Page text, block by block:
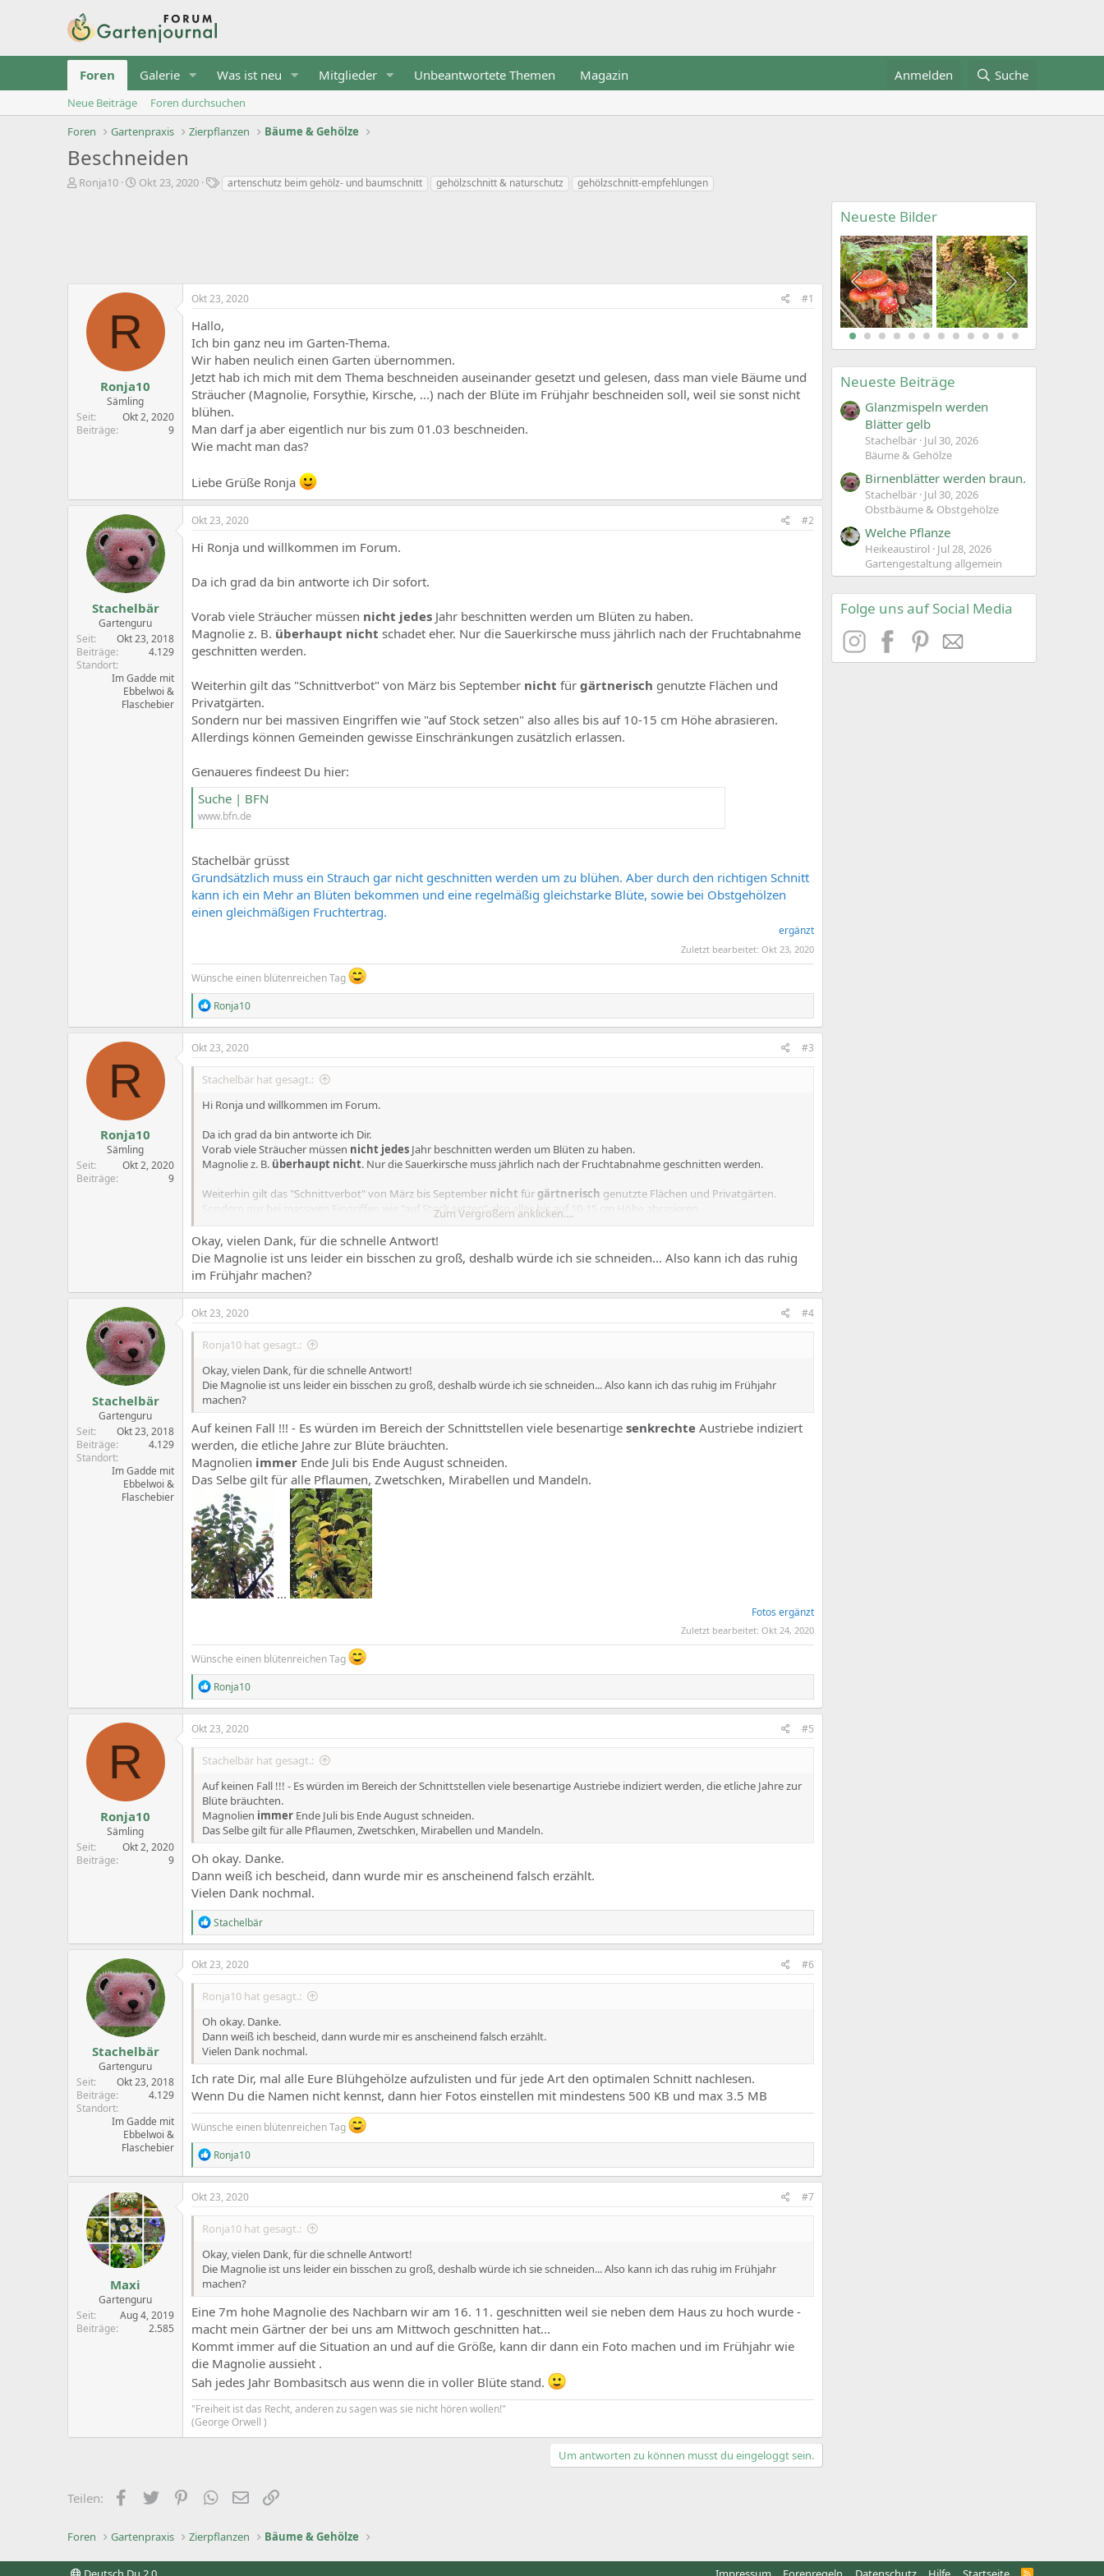
Foren Galerie Was ist neu Mitglieder Unbeantwortete Themen Magazin Anmelden Suche
Neue Beiträge
Foren durchsuchen
Foren
Gartenpraxis Zierpflanzen Bäume & Gehölze
Beschneiden
T
Ronja10
B
t
m
Okt 23, 2020
S
r
t
artenschutz beim gehölz- und baumschnitt gehölzschnitt & naturschutz gehölzschnitt-empfehlungen
R
Ronja10
Sämling
Seit
Okt 2, 2020
Beiträge
9
Okt 23, 2020 #1
Hallo,
Ich bin ganz neu im Garten-Thema.
Wir haben neulich einen Garten übernommen.
Jetzt hab ich mich mit dem Thema beschneiden auseinander gesetzt und gelesen, dass man viele Bäume und
Sträucher (Magnolie, Forsythie, Kirsche, ...) nach der Blüte im Frühjahr beschneiden soll, weil sie sonst nicht
blühen.
Man darf ja aber eigentlich nur bis zum 01.03 beschneiden.
Wie macht man das?
Liebe Grüße Ronja
Stachelbär
Gartenguru
Seit
Okt 23, 2018
Beiträge
4.129
Standort
Im Gadde mit
Ebbelwoi &
Flaschebier
Okt 23, 2020 #2
Hi Ronja und willkommen im Forum.
Da ich grad da bin antworte ich Dir sofort.
Vorab viele Sträucher müssen nicht jedes Jahr beschnitten werden um Blüten zu haben.
Magnolie z. B. überhaupt nicht schadet eher. Nur die Sauerkirsche muss jährlich nach der Fruchtabnahme
geschnitten werden.
Weiterhin gilt das "Schnittverbot" von März bis September nicht für gärtnerisch genutzte Flächen und
Privatgärten.
Sondern nur bei massiven Eingriffen wie "auf Stock setzen" also alles bis auf 10-15 cm Höhe abrasieren.
Allerdings können Gemeinden gewisse Einschränkungen zusätzlich erlassen.
Genaueres findeest Du hier:
Suche | BFN
www.bfn.de
Stachelbär grüsst
Grundsätzlich muss ein Strauch gar nicht geschnitten werden um zu blühen. Aber durch den richtigen Schnitt
kann ich ein Mehr an Blüten bekommen und eine regelmäßig gleichstarke Blüte, sowie bei Obstgehölzen
einen gleichmäßigen Fruchtertrag.
ergänzt
Zuletzt bearbeitet: Okt 23, 2020
Wünsche einen blütenreichen Tag
R
e
a
c
o
s
Ronja10
R
Ronja10
Sämling
Seit
Okt 2, 2020
Beiträge
9
Okt 23, 2020 #3
Stachelbär hat gesagt.:
Hi Ronja und willkommen im Forum.
Da ich grad da bin antworte ich Dir.
Vorab viele Sträucher müssen nicht jedes Jahr beschnitten werden um Blüten zu haben.
Magnolie z. B. überhaupt nicht. Nur die Sauerkirsche muss jährlich nach der Fruchtabnahme geschnitten werden.
Weiterhin gilt das "Schnittverbot" von März bis September nicht fürgärtnerisch genutzte Flächen und Privatgärten.
Sondern nur bei massiven Eingriffen wie "auf Stock setzen" also alles bis auf 10-15 cm Höhe abrasieren.
Allerdings können Gemeinden gewisse Einschränkungen zusätzlich erlassen.
Genaueres findeest Du hier:
Suche | BFN
www.bfn.de
Zum Vergrößern anklicken....
Okay, vielen Dank, für die schnelle Antwort!
Die Magnolie ist uns leider ein bisschen zu groß, deshalb würde ich sie schneiden... Also kann ich das ruhig
im Frühjahr machen?
Stachelbär
Gartenguru
Seit
Okt 23, 2018
Beiträge
4.129
Standort
Im Gadde mit
Ebbelwoi &
Flaschebier
Okt 23, 2020 #4
Ronja10 hat gesagt.:
Okay, vielen Dank, für die schnelle Antwort!
Die Magnolie ist uns leider ein bisschen zu groß, deshalb würde ich sie schneiden... Also kann ich das ruhig im Frühjahr
machen?
Auf keinen Fall !!! - Es würden im Bereich der Schnittstellen viele besenartige senkrechte Austriebe indiziert
werden, die etliche Jahre zur Blüte bräuchten.
Magnolien immer Ende Juli bis Ende August schneiden.
Das Selbe gilt für alle Pflaumen, Zwetschken, Mirabellen und Mandeln.
...
Fotos ergänzt
Zuletzt bearbeitet: Okt 24, 2020
Wünsche einen blütenreichen Tag
R
e
a
c
o
s
:
Ronja10
R
Ronja10
Sämling
Seit
Okt 2, 2020
Beiträge
9
Okt 23, 2020 #5
Stachelbär hat gesagt.:
Auf keinen Fall !!! - Es würden im Bereich der Schnittstellen viele besenartige Austriebe indiziert werden, die etliche Jahre zur
Blüte bräuchten.
Magnolien immer Ende Juli bis Ende August schneiden.
Das Selbe gilt für alle Pflaumen, Zwetschken, Mirabellen und Mandeln.
Oh okay. Danke.
Dann weiß ich bescheid, dann wurde mir es anscheinend falsch erzählt.
Vielen Dank nochmal.
R
e
a
c
o
s
:
Stachelbär
Stachelbär
Gartenguru
Seit
Okt 23, 2018
Beiträge
4.129
Standort
Im Gadde mit
Ebbelwoi &
Flaschebier
Okt 23, 2020 #6
Ronja10 hat gesagt.:
Oh okay. Danke.
Dann weiß ich bescheid, dann wurde mir es anscheinend falsch erzählt.
Vielen Dank nochmal.
Ich rate Dir, mal alle Eure Blühgehölze aufzulisten und für jede Art den optimalen Schnitt nachlesen.
Wenn Du die Namen nicht kennst, dann hier Fotos einstellen mit mindestens 500 KB und max 3.5 MB
Wünsche einen blütenreichen Tag
R
e
a
c
o
s
:
Ronja10
Maxi
Gartenguru
Seit
Aug 4, 2019
Beiträge
2.585
Okt 23, 2020 #7
Ronja10 hat gesagt.:
Okay, vielen Dank, für die schnelle Antwort!
Die Magnolie ist uns leider ein bisschen zu groß, deshalb würde ich sie schneiden... Also kann ich das ruhig im Frühjahr
machen?
Eine 7m hohe Magnolie des Nachbarn wir am 16. 11. geschnitten weil sie neben dem Haus zu hoch wurde -
macht mein Gärtner der bei uns am Mittwoch geschnitten hat...
Kommt immer auf die Situation an und auf die Größe, kann dir dann ein Foto machen und im Frühjahr wie
die Magnolie aussieht .
Sah jedes Jahr Bombasitsch aus wenn die in voller Blüte stand.
"Freiheit ist das Recht, anderen zu sagen was sie nicht hören wollen!"
(George Orwell )
Um antworten zu können musst du eingeloggt sein.
Teilen: FacebookZwitschernPinterestWhatsApp
E-Mail
Neueste Bilder
Neueste Beiträge
Glanzmispeln werden
Blätter gelb
Stachelbär Jul 30, 2026
Bäume & Gehölze
Birnenblätter werden braun.
Stachelbär Jul 30, 2026
Obstbäume & Obstgehölze
Welche Pflanze
Heikeaustirol
Jul 28, 2026
Gartengestaltung allgemein
Folge uns auf Social Media
Foren Gartenpraxis Zierpflanzen Bäume & Gehölze
R